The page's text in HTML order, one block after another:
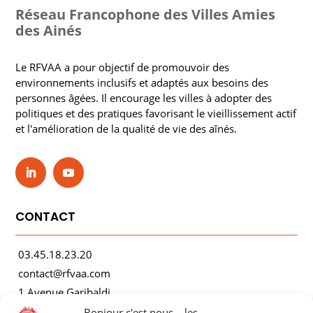
Réseau Francophone des Villes Amies
des Ainés
Le RFVAA a pour objectif de promouvoir des
environnements inclusifs et adaptés aux besoins des
personnes âgées. Il encourage les villes à adopter des
politiques et des pratiques favorisant le vieillissement actif
et l'amélioration de la qualité de vie des aînés.
CONTACT
03.45.18.23.20
contact@rfvaa.com
1 Avenue Garibaldi